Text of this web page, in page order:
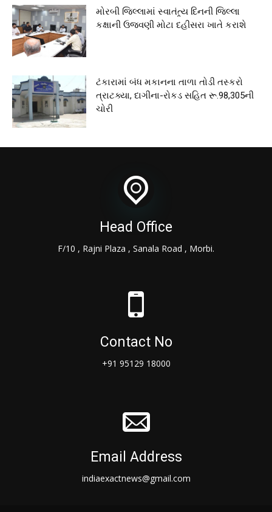
મોરબી જિલ્લામાં સ્વાતંત્ર્ય દિનની જિલ્લા
કક્ષાની ઉજવણી મોટા દહીસરા ખાતે કરાશે
ટંકારામાં બંધ મકાનના તાળા તોડી તસ્કરો
ત્રાટક્યા, દાગીના-રોકડ સહિત રૂ.98,305ની
ચોરી
Head Office
F/10 , Rajni Plaza , Sanala Road , Morbi.
Contact No
+91 95129 18000
Email Address
indiaexactnews@gmail.com